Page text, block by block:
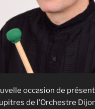
occasion de
de l’Orchestre